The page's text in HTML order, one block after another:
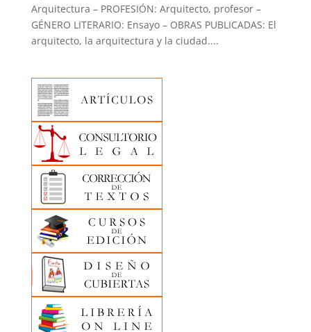
Arquitectura – PROFESIÓN: Arquitecto, profesor –
GÉNERO LITERARIO: Ensayo – OBRAS PUBLICADAS: El
arquitecto, la arquitectura y la ciudad....